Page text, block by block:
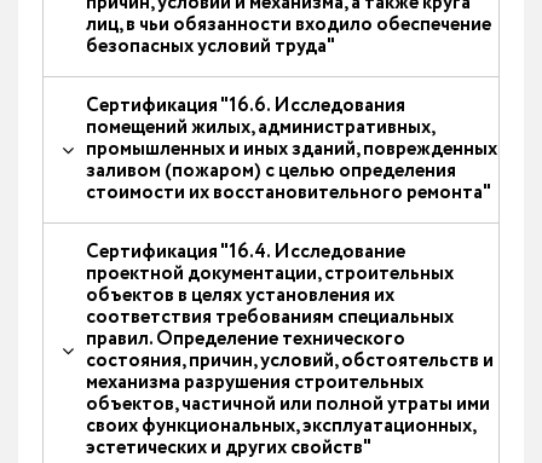
лиц, в чьи обязанности входило обеспечение
безопасных условий труда"
Сертификация "16.6. Исследования
помещений жилых, административных,
промышленных и иных зданий, поврежденных
заливом (пожаром) с целью определения
стоимости их восстановительного ремонта"
Сертификация "16.4. Исследование
проектной документации, строительных
объектов в целях установления их
соответствия требованиям специальных
правил. Определение технического
состояния, причин, условий, обстоятельств и
механизма разрушения строительных
объектов, частичной или полной утраты ими
своих функциональных, эксплуатационных,
эстетических и других свойств"